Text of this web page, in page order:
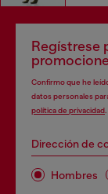
Regístrese
Confirmo que he
datos personales
política de privacidad
Dirección de
Hombres